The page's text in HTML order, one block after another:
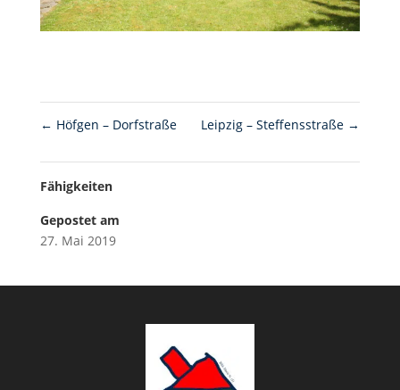
← Höfgen – Dorfstraße Leipzig – Steffensstraße →
Fähigkeiten
Gepostet am
27. Mai 2019